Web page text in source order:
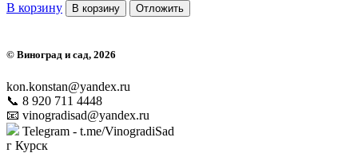
В корзину В корзину Отложить
© Виноград и сад, 2026
kon.konstan@yandex.ru
📞 8 920 711 4448
📧 vinogradisad@yandex.ru
Telegram - t.me/VinogradiSad
г Курск